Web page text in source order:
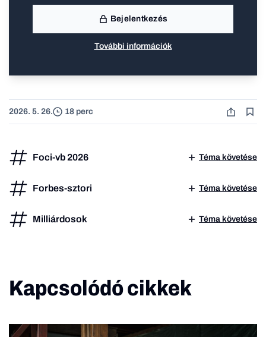
Bejelentkezés
További információk
2026. 5. 26. 18 perc
Foci-vb 2026 Téma követése
Forbes-sztori Téma követése
Milliárdosok Téma követése
Kapcsolódó cikkek